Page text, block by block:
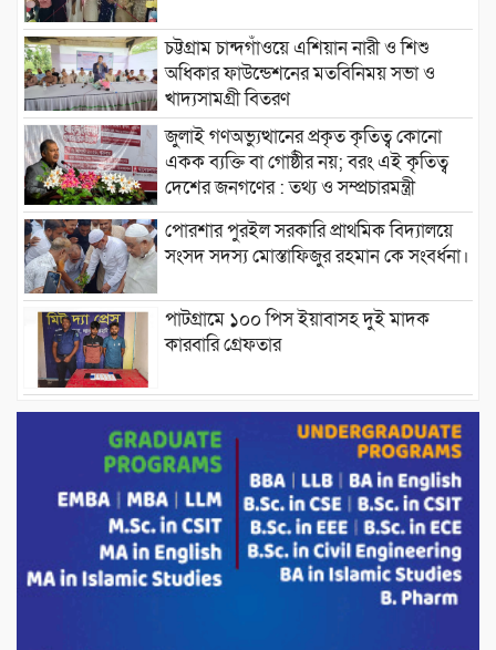
চট্টগ্রাম চান্দগাঁওয়ে এশিয়ান নারী ও শিশু
অধিকার ফাউন্ডেশনের মতবিনিময় সভা ও
খাদ্যসামগ্রী বিতরণ
জুলাই গণঅভ্যুত্থানের প্রকৃত কৃতিত্ব কোনো
একক ব্যক্তি বা গোষ্ঠীর নয়; বরং এই কৃতিত্ব
দেশের জনগণের : তথ্য ও সম্প্রচারমন্ত্রী
পোরশার পুরইল সরকারি প্রাথমিক বিদ্যালয়ে
সংসদ সদস্য মোস্তাফিজুর রহমান কে সংবর্ধনা।
পাটগ্রামে ১০০ পিস ইয়াবাসহ দুই মাদক
কারবারি গ্রেফতার
ড্যাবের ৩৭তম প্রতিষ্ঠাবার্ষিকীতে প্রধানমন্ত্রী
তারেক রহমান।
চন্দনাইশের হাশিমপুর ৪ নং ওয়ার্ডে ৫’শতাধিক
হতদরিদ্র পরিবারের মাঝে খাদ্যসামগ্রী বিতরণ
করেন মনজুর মোরশেদ
পরিবেশ রক্ষায় পাটগ্রামে ইহসান ইয়ুথ